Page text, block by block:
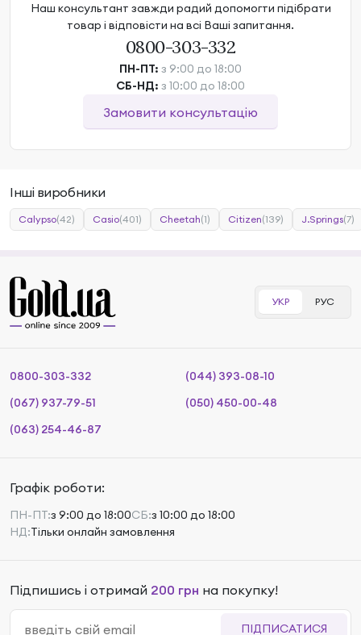
Наш консультант завжди радий допомогти підібрати
товар і відповісти на всі Ваші запитання.
0800-303-332
ПН-ПТ: з 9:00 до 18:00
СБ-НД: з 10:00 до 18:00
Замовити консультацію
Інші виробники
Calypso(42) Casio(401) Cheetah(1) Citizen(139) J.Springs(7)
УКР РУС
0800-303-332
(044) 393-08-10
(067) 937-79-51
(050) 450-00-48
(063) 254-46-87
Графік роботи:
ПН-ПТ:з 9:00 до 18:00СБ:з 10:00 до 18:00
НД:Тільки онлайн замовлення
Підпишись і отримай 200 грн на покупку!
ПІДПИСАТИСЯ